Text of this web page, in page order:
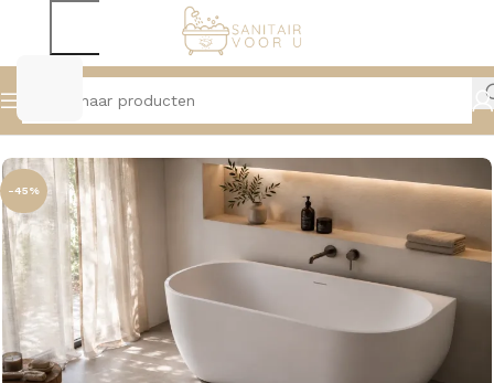
Home Baden Half Vrijstaande Baden
-45%